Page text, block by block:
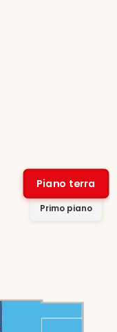
Piano terra
Primo piano